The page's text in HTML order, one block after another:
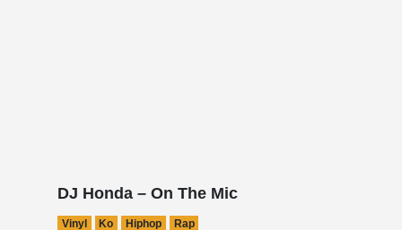
DJ Honda – On The Mic
Vinyl Ko Hiphop Rap